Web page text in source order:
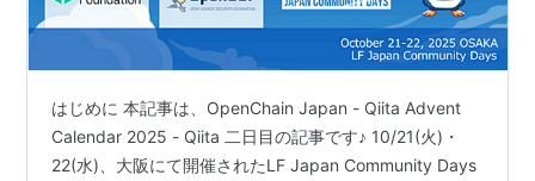
はじめに 本記事は、OpenChain Japan - Qiita Advent
Calendar 2025 - Qiita 二日目の記事です♪ 10/21(火)・
22(水)、大阪にて開催されたLF Japan Community Days